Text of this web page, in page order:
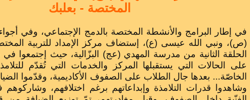
المختصة - بعلبك
في إطار البرامج والأنشطة المختصة بالدمج الإجتماعي، وفي
(ص)، ونبي الله عيسى (ع)، إستضاف مركز الإمداد للتربية
الحلقة الثانية من مدرسة المهدي (عج) البزّالية، حيث إجتمعوا في
على الحالات التي يستقبلها المركز والخدمات التي تُقدّم
الخاصّة... بعدها جال الطلاب على الصفوف الأكاديمية، وقدّموا
وشاهدوا قدرات التلامذة وإبداعاتهم برغم اختلافهم،